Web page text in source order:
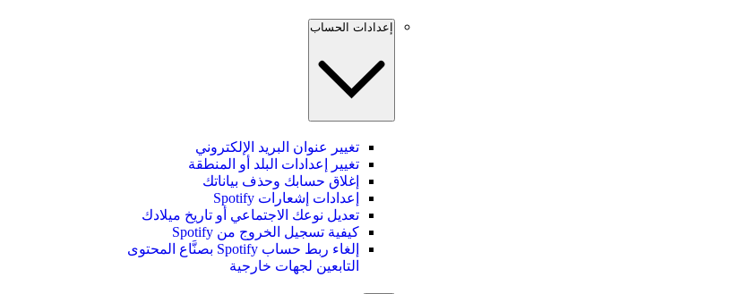
إعدادات الحساب
تغيير عنوان البريد الإلكتروني
تغيير إعدادات البلد أو المنطقة
إغلاق حسابك وحذف بياناتك
إعدادات إشعارات Spotify
تعديل نوعك الاجتماعي أو تاريخ ميلادك
كيفية تسجيل الخروج من Spotify
إلغاء ربط حساب Spotify بصنَّاع المحتوى
التابعين لجهات خارجية